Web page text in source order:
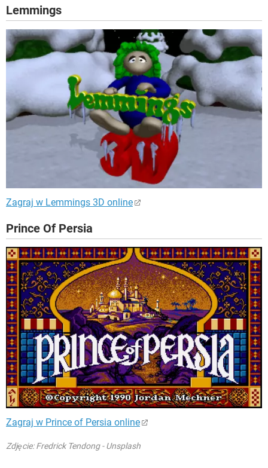
Lemmings
Zagraj w Lemmings 3D online
Prince Of Persia
Zagraj w Prince of Persia online
Zdjęcie: Fredrick Tendong - Unsplash